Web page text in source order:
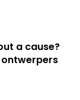
a cause?